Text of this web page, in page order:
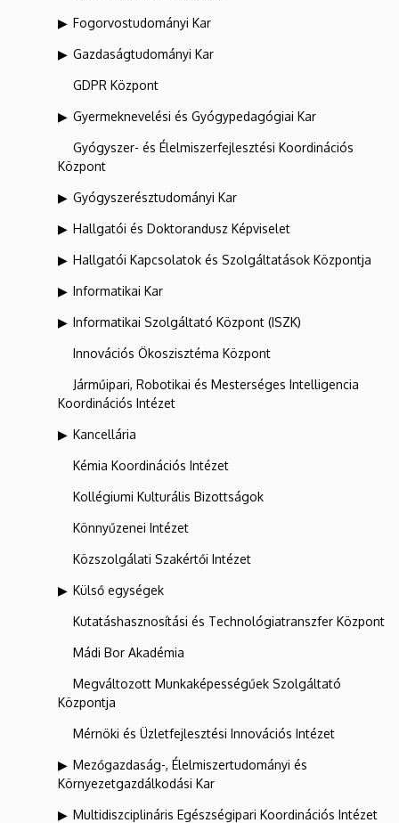
Fogorvostudományi Kar
Gazdaságtudományi Kar
GDPR Központ
Gyermeknevelési és Gyógypedagógiai Kar
Gyógyszer- és Élelmiszerfejlesztési Koordinációs
Központ
Gyógyszerésztudományi Kar
Hallgatói és Doktorandusz Képviselet
Hallgatói Kapcsolatok és Szolgáltatások Központja
Informatikai Kar
Informatikai Szolgáltató Központ (ISZK)
Innovációs Ökoszisztéma Központ
Járműipari, Robotikai és Mesterséges Intelligencia
Koordinációs Intézet
Kancellária
Kémia Koordinációs Intézet
Kollégiumi Kulturális Bizottságok
Könnyűzenei Intézet
Közszolgálati Szakértői Intézet
Külső egységek
Kutatáshasznosítási és Technológiatranszfer Központ
Mádi Bor Akadémia
Megváltozott Munkaképességűek Szolgáltató
Központja
Mérnöki és Üzletfejlesztési Innovációs Intézet
Mezőgazdaság-, Élelmiszertudományi és
Környezetgazdálkodási Kar
Multidiszciplináris Egészségipari Koordinációs Intézet